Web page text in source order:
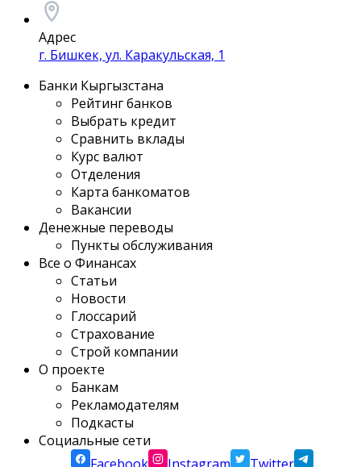
Адрес
г. Бишкек, ул. Каракульская, 1
Банки Кыргызстана
Рейтинг банков
Выбрать кредит
Сравнить вклады
Курс валют
Отделения
Карта банкоматов
Вакансии
Денежные переводы
Пункты обслуживания
Все о Финансах
Статьи
Новости
Глоссарий
Страхование
Строй компании
О проекте
Банкам
Рекламодателям
Подкасты
Социальные сети